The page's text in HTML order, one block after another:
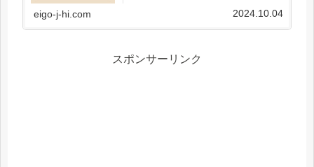
eigo-j-hi.com 2024.10.04
スポンサーリンク